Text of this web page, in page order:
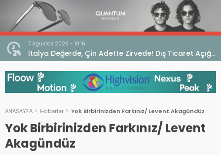
7 Ağustos 2026 - 10:16
İtalya Değerde, Çin Adette Zirvede! Dış Ticaret Açığı
Devam Ediyor
ANASAYFA Haberler Yok Birbirinizden Farkınız/ Levent Akagündüz
Yok Birbirinizden Farkınız/ Levent
Akagündüz